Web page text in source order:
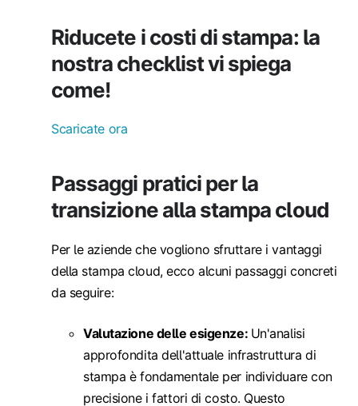
Riducete i costi di stampa: la
nostra checklist vi spiega
come!
Scaricate ora
Passaggi pratici per la
transizione alla stampa cloud
Per le aziende che vogliono sfruttare i vantaggi
della stampa cloud, ecco alcuni passaggi concreti
da seguire:
Valutazione delle esigenze: Un'analisi
approfondita dell'attuale infrastruttura di
stampa è fondamentale per individuare con
precisione i fattori di costo. Questo